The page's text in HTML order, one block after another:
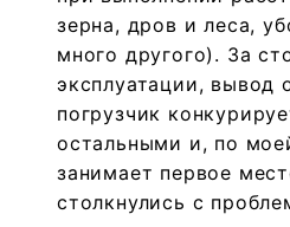
зерна, дров и леса,
много другого). За
эксплуатации, вывод
погрузчик
остальными и, по
занимает первое
столкнулись с